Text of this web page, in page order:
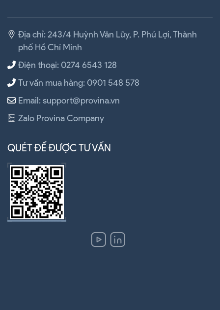
Địa chỉ: 243/4 Huỳnh Văn Lũy, P. Phú Lợi, Thành
phố Hồ Chí Minh
Điện thoại: 0274 6543 128
Tư vấn mua hàng: 0901 548 578
Email: support@provina.vn
Zalo Provina Company
QUÉT ĐỂ ĐƯỢC TƯ VẤN